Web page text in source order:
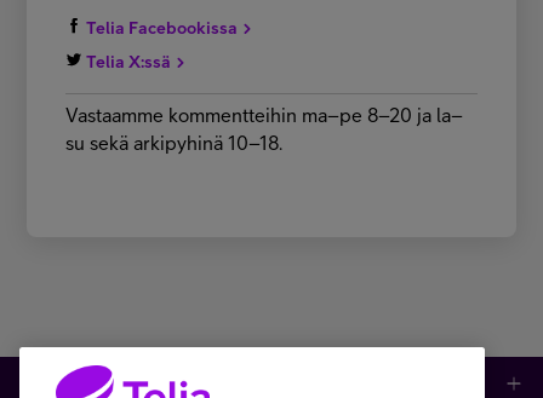
Telia Facebookissa
Telia X:ssä
Vastaamme kommentteihin ma–pe 8–20 ja la–
su sekä arkipyhinä 10–18.
Kauppa